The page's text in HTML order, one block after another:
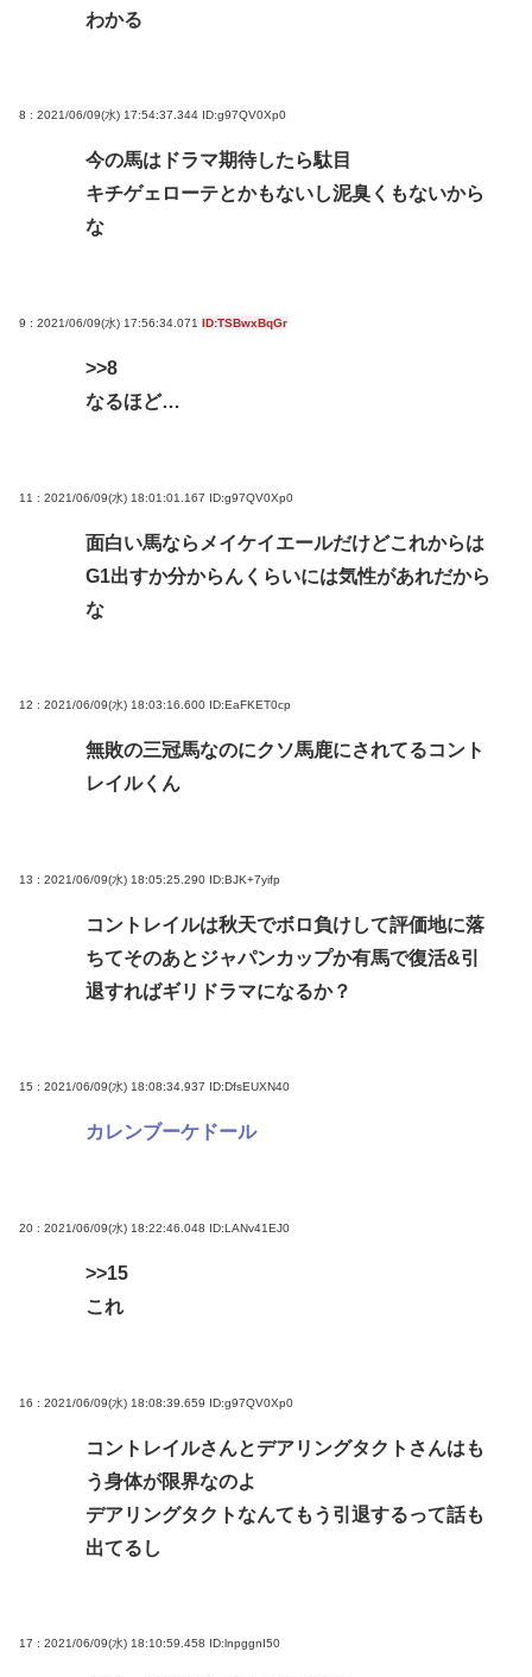
わかる
8 : 2021/06/09(水) 17:54:37.344 ID:g97QV0Xp0
今の馬はドラマ期待したら駄目
キチゲェローテとかもないし泥臭くもないから
な
9 : 2021/06/09(水) 17:56:34.071 ID:TSBwxBqGr
>>8
なるほど…
11 : 2021/06/09(水) 18:01:01.167 ID:g97QV0Xp0
面白い馬ならメイケイエールだけどこれからは
G1出すか分からんくらいには気性があれだから
な
12 : 2021/06/09(水) 18:03:16.600 ID:EaFKET0cp
無敗の三冠馬なのにクソ馬鹿にされてるコント
レイルくん
13 : 2021/06/09(水) 18:05:25.290 ID:BJK+7yifp
コントレイルは秋天でボロ負けして評価地に落
ちてそのあとジャパンカップか有馬で復活&引
退すればギリドラマになるか？
15 : 2021/06/09(水) 18:08:34.937 ID:DfsEUXN40
カレンブーケドール
20 : 2021/06/09(水) 18:22:46.048 ID:LANv41EJ0
>>15
これ
16 : 2021/06/09(水) 18:08:39.659 ID:g97QV0Xp0
コントレイルさんとデアリングタクトさんはも
う身体が限界なのよ
デアリングタクトなんてもう引退するって話も
出てるし
17 : 2021/06/09(水) 18:10:59.458 ID:lnpggnI50